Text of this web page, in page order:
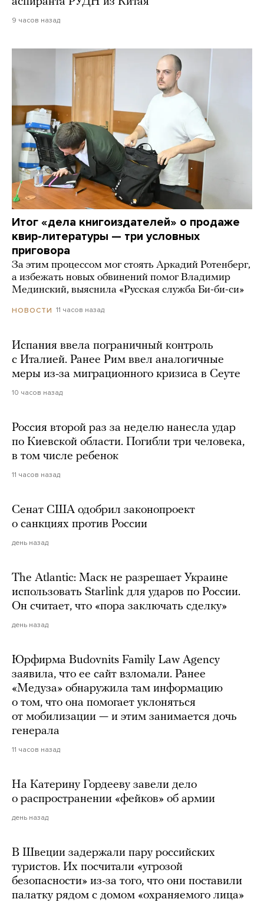
9 часов назад
Итог «дела книгоиздателей» о продаже
квир-литературы — три условных
приговора
За этим процессом мог стоять Аркадий Ротенберг,
а избежать новых обвинений помог Владимир
Мединский, выяснила «Русская служба Би-би-си»
НОВОСТИ 11 часов назад
Испания ввела пограничный контроль
с Италией. Ранее Рим ввел аналогичные
меры из-за миграционного кризиса в Сеуте
10 часов назад
Россия второй раз за неделю нанесла удар
по Киевской области. Погибли три человека,
в том числе ребенок
11 часов назад
Сенат США одобрил законопроект
о санкциях против России
день назад
The Atlantic: Маск не разрешает Украине
использовать Starlink для ударов по России.
Он считает, что «пора заключать сделку»
день назад
Юрфирма Budovnits Family Law Agency
заявила, что ее сайт взломали. Ранее
«Медуза» обнаружила там информацию
о том, что она помогает уклоняться
от мобилизации — и этим занимается дочь
генерала
11 часов назад
На Катерину Гордееву завели дело
о распространении «фейков» об армии
день назад
В Швеции задержали пару российских
туристов. Их посчитали «угрозой
безопасности» из-за того, что они поставили
палатку рядом с домом «охраняемого лица»